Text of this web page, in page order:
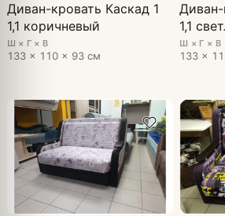
Диван-кровать Каскад 1
1,1 коричневый
Ш × Г × В
133 × 110 × 93 см
Диван-
1,1
Ш × Г × В
133 ×